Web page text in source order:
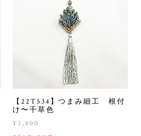
【22T534】つまみ細工 根付
け〜千草色
¥3,800